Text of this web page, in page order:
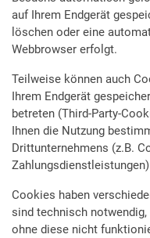
auf Ihrem Endgerät
löschen oder eine
Webbrowser erfolgt.
Teilweise können auch
Ihrem Endgerät
betreten (Third-Party-
Ihnen die Nutzung
Drittunternehmens (z.B.
Cookies haben
sind technisch
ohne diese nicht